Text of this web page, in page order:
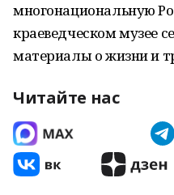
многонациональную
краеведческом музее
материалы о жизни и
Читайте нас